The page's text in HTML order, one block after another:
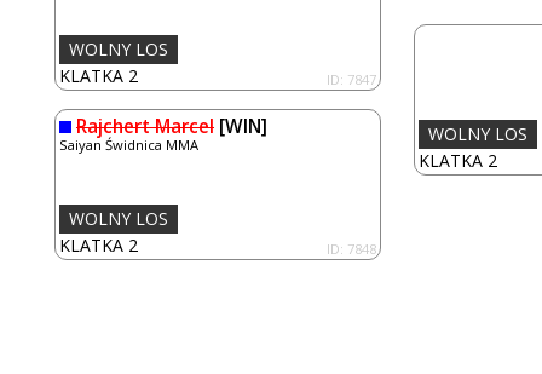
KLATKA 2 ID: 7847
WOLNY LOS
Rajchert Marcel [WIN]
Saiyan Świdnica MMA
KLATKA 2 ID: 7848
WOLNY LOS
KLATKA 2
WOLNY LOS